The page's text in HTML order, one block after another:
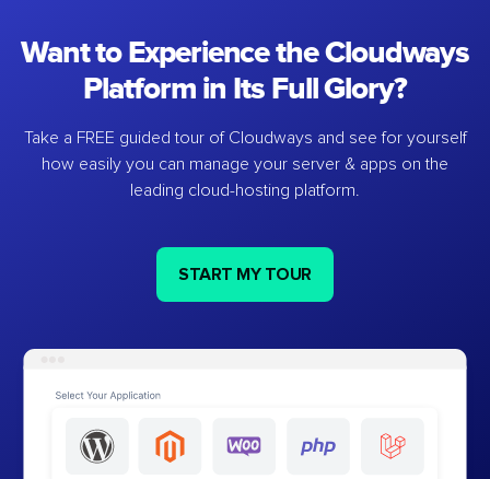
Want to Experience the Cloudways
Platform in Its Full Glory?
Take a FREE guided tour of Cloudways and see for yourself
how easily you can manage your server & apps on the
leading cloud-hosting platform.
START MY TOUR